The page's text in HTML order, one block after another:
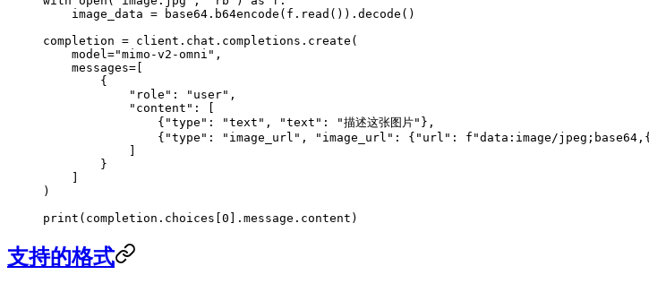
    image_data
= base64.b64encode(f.read()).decode()
completion = client.chat.completions.create(
    model
="mimo-v2-omni" ,
    messages
=
        {
            "role"
: "user" ,
            "content"
: [
                {
"type" : "text" , "text" : "描述这张图片" },
                {
"type" : "image_url" , "image_url" : { "url" : f "data:image/jpeg;base64, {
        }
)
print (completion.choices[ 0 ].message.content)
支持的格式